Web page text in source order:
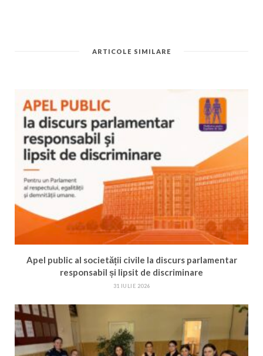
ARTICOLE SIMILARE
Apel public al societății civile la discurs parlamentar
responsabil și lipsit de discriminare
31 IULIE 2026